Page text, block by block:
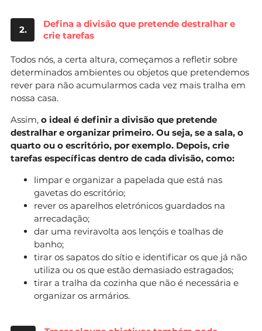
2.
Defina a divisão que pretende destralhar e
crie tarefas
Todos nós, a certa altura, começamos a refletir sobre
determinados ambientes ou objetos que pretendemos
rever para não acumularmos cada vez mais tralha em
nossa casa.
Assim, o ideal é definir a divisão que pretende
destralhar e organizar primeiro. Ou seja, se a sala, o
quarto ou o escritório, por exemplo. Depois, crie
tarefas específicas dentro de cada divisão, como:
limpar e organizar a papelada que está nas
gavetas do escritório;
rever os aparelhos eletrónicos guardados na
arrecadação;
dar uma reviravolta aos lençóis e toalhas de
banho;
tirar os sapatos do sítio e identificar os que já não
utiliza ou os que estão demasiado estragados;
tirar a tralha da cozinha que não é necessária e
organizar os armários.